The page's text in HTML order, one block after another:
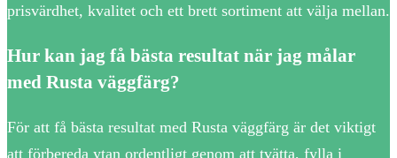
prisvärdhet, kvalitet och ett brett sortiment att välja mellan.
Hur kan jag få bästa resultat när jag målar
med Rusta väggfärg?
För att få bästa resultat med Rusta väggfärg är det viktigt
att förbereda ytan ordentligt genom att tvätta, fylla i